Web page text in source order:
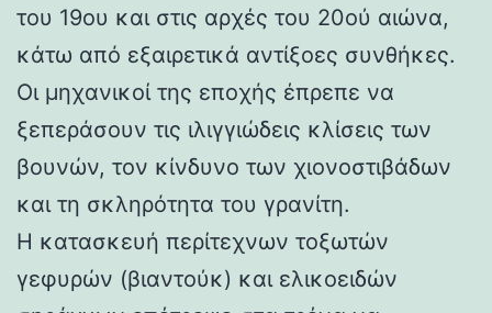
του 19ου και στις αρχές του 20ού αιώνα,
κάτω από εξαιρετικά αντίξοες συνθήκες.
Οι μηχανικοί της εποχής έπρεπε να
ξεπεράσουν τις ιλιγγιώδεις κλίσεις των
βουνών, τον κίνδυνο των χιονοστιβάδων
και τη σκληρότητα του γρανίτη.
Η κατασκευή περίτεχνων τοξωτών
γεφυρών (βιαντούκ) και ελικοειδών